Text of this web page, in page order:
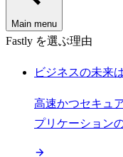
Main menu
Fastly を選ぶ理由
ビジネスの未来
高速かつセキュ
プリケーション